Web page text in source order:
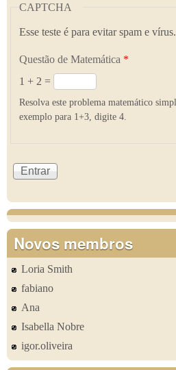
CAPTCHA
Esse teste é para evitar spam e vírus.
Questão de Matemática *
1 + 2 =
Resolva este problema matemático
exemplo para 1+3, digite 4.
Novos membros
Loria Smith
fabiano
Ana
Isabella Nobre
igor.oliveira